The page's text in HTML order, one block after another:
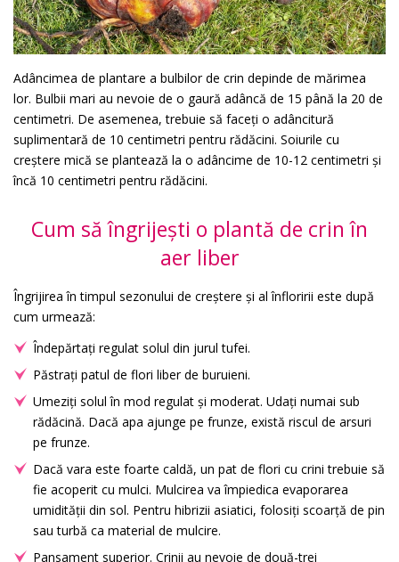
Adâncimea de plantare a bulbilor de crin depinde de mărimea
lor. Bulbii mari au nevoie de o gaură adâncă de 15 până la 20 de
centimetri. De asemenea, trebuie să faceți o adâncitură
suplimentară de 10 centimetri pentru rădăcini. Soiurile cu
creștere mică se plantează la o adâncime de 10-12 centimetri și
încă 10 centimetri pentru rădăcini.
Cum să îngrijești o plantă de crin în
aer liber
Îngrijirea în timpul sezonului de creștere și al înfloririi este după
cum urmează:
Îndepărtați regulat solul din jurul tufei.
Păstrați patul de flori liber de buruieni.
Umeziți solul în mod regulat și moderat. Udați numai sub
rădăcină. Dacă apa ajunge pe frunze, există riscul de arsuri
pe frunze.
Dacă vara este foarte caldă, un pat de flori cu crini trebuie să
fie acoperit cu mulci. Mulcirea va împiedica evaporarea
umidității din sol. Pentru hibrizii asiatici, folosiți scoarță de pin
sau turbă ca material de mulcire.
Pansament superior. Crinii au nevoie de două-trei